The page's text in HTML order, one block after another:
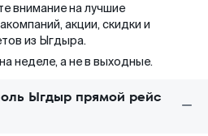
внимание на лучшие
акции, скидки и
из Ыгдыра.
неделе, а не в выходные.
Ыгдыр прямой рейс